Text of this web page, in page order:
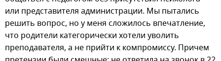
или представителя администрации. Мы пытались
решить вопрос, но у меня сложилось впечатление,
что родители категорически хотели уволить
преподавателя, а не прийти к компромиссу. Причем